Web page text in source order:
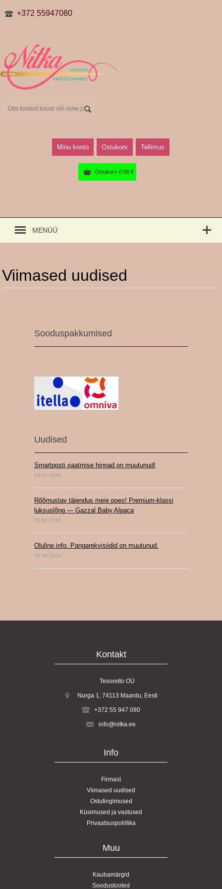
+372 55947080
Ostukorv 0,00€
Minu konto Ostukorv Tellimus
MENÜÜ
Viimased uudised
Sooduspakkumised
Uudised
Smartposti saatmise hinnad on muutunud!
14.03.2026
Rõõmustav täiendus meie poes! Premium-klassi
luksuslõng — Gazzal Baby Alpaca
10.02.2026
Oluline info. Pangarekvisiidid on muutunud.
06.04.2024
Kontakt
Tesoretto OÜ
Nurga 1, 74113 Maardu, Eesti
+372 55 947 080
info@nitka.ee
Info
Firmast
Viimased uudised
Ostutingimused
Küsimused ja vastused
Privaatsuspoliitika
Muu
Kaubamärgid
Soodustooted